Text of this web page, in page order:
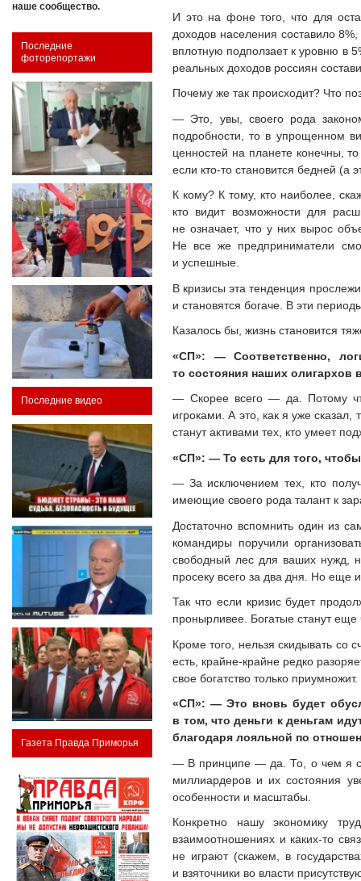
наше сообщество.
Последние
фоторепортажи
Последние видео
Газета Правда Приморья
И это на фоне того, что для
доходов населения составило
вплотную подползает к уровню в
реальных доходов россиян
Почему же так происходит? Что
— Это, увы, своего рода
подробности, то в упрощенном
ценностей на планете конечны,
если кто-то становится бедней (а
К кому? К тому, кто наиболее,
кто видит возможности для
не означает, что у них вырос
Не все же предприниматели
и успешные.
В кризисы эта тенденция
и становятся богаче. В эти
Казалось бы, жизнь становится
«СП»: — Соответственно,
то состояния наших
— Скорее всего — да. Потому
игроками. А это, как я уже
станут активами тех, кто умеет
«СП»: — То есть для того,
— За исключением тех, кто
имеющие своего рода талант к
Достаточно вспомнить один из
командиры поручили
свободный лес для ваших нужд,
просеку всего за два дня. Но еще
Так что если кризис будет
пронырливее. Богатые станут
Кроме того, нельзя скидывать со
есть, крайне-крайне редко
свое богатство только приумножит.
«СП»: — Это вновь будет
в том, что деньги к деньгам
благодаря лояльной по
— В принципе — да. То, о чем я
миллиардеров и их состояния
особенности и масштабы.
Конкретно нашу экономику
взаимоотношениях и каких-то
не играют (скажем, в
и взяточники во власти